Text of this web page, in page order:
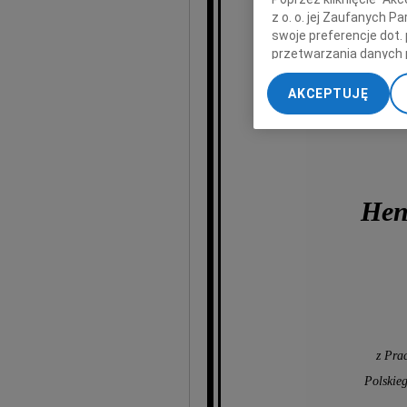
z
z o. o. jej Zaufanych
swoje preferencje dot.
przetwarzania danych
„Ustawienia
My, nasi Zaufani
dokładnych danych
Przechowywanie
treści, badnie
AKCEPTUJĘ